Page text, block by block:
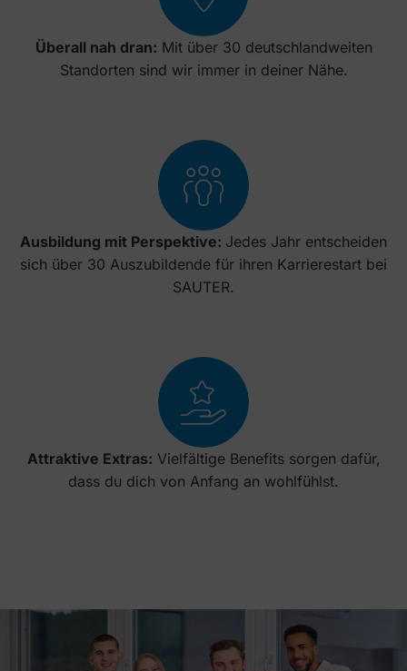
Überall nah dran: Mit über 30 deutschlandweiten
Standorten sind wir immer in deiner Nähe.
Ausbildung mit Perspektive: Jedes Jahr entscheiden
sich über 30 Auszubildende für ihren Karrierestart bei
SAUTER.
Attraktive Extras: Vielfältige Benefits sorgen dafür,
dass du dich von Anfang an wohlfühlst.